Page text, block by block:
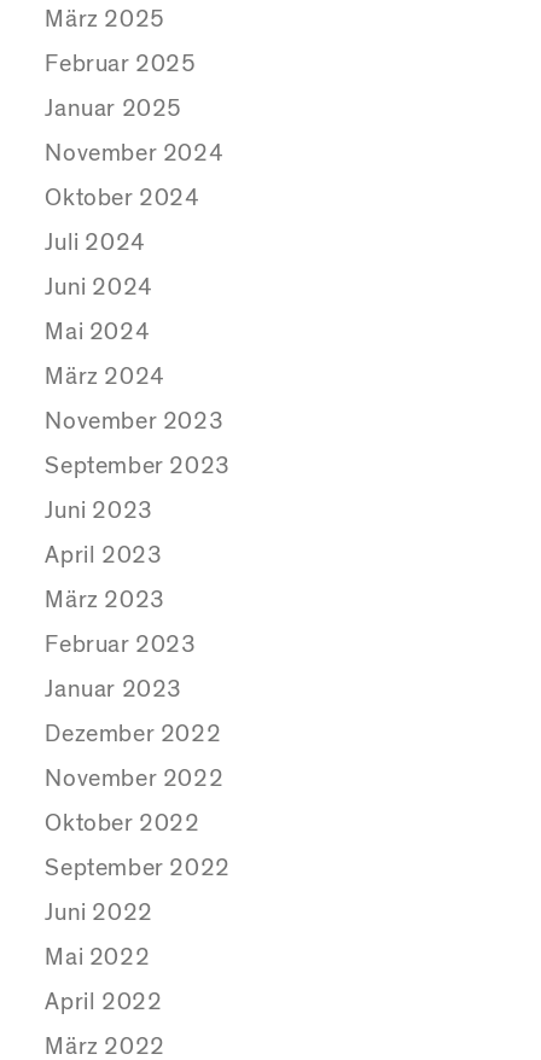
März 2025
Februar 2025
Januar 2025
November 2024
Oktober 2024
Juli 2024
Juni 2024
Mai 2024
März 2024
November 2023
September 2023
Juni 2023
April 2023
März 2023
Februar 2023
Januar 2023
Dezember 2022
November 2022
Oktober 2022
September 2022
Juni 2022
Mai 2022
April 2022
März 2022